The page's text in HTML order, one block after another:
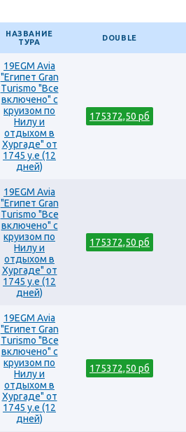
НАЗВАНИЕ
ТУРА
DOUBLE
19EGM Avia
"Египет Gran
Turismo "Все
включено" с
круизом по
Нилу и
отдыхом в
Хургаде" от
1745 у.е (12
дней)
175372,50 рб
19EGM Avia
"Египет Gran
Turismo "Все
включено" с
круизом по
Нилу и
отдыхом в
Хургаде" от
1745 у.е (12
дней)
175372,50 рб
19EGM Avia
"Египет Gran
Turismo "Все
включено" с
круизом по
Нилу и
отдыхом в
Хургаде" от
1745 у.е (12
дней)
175372,50 рб